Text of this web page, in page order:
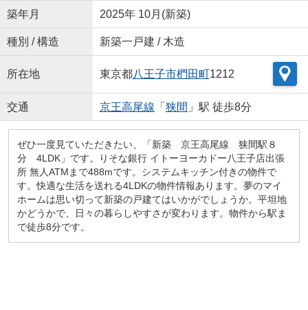
築年月 2025年 10月(新築)
種別 / 構造 新築一戸建 / 木造
所在地 東京都八王子市椚田町1212
交通 京王高尾線 「 狭間 」駅 徒歩8分
ぜひ一度見ていただきたい、「新築 京王高尾線 狭間駅８
分 4LDK」です。りそな銀行 イトーヨーカドー八王子店出張
所 無人ATMまで488mです。システムキッチン付きの物件で
す。快適な生活を送れる4LDKの物件情報あります。夢のマイ
ホームは思い切って新築の戸建てはいかがでしょうか。平坦地
かどうかで、日々の暮らしやすさが変わります。物件から駅ま
で徒歩8分です。